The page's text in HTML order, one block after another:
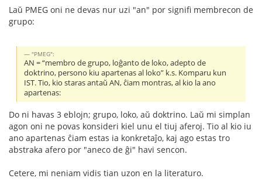
Laŭ PMEG oni ne devas nur uzi "an" por signifi membrecon de
grupo:
"PMEG":
AN = “membro de grupo, loĝanto de loko, adepto de
doktrino, persono kiu apartenas al loko” k.s. Komparu kun
IST. Tio, kio staras antaŭ AN, ĉiam montras, al kio la ano
apartenas:
Do ni havas 3 eblojn; grupo, loko, aŭ doktrino. Laŭ mi simplan
agon oni ne povas konsideri kiel unu el tiuj aferoj. Tio al kio iu
ano apartenas ĉiam estas ia konkretaĵo, kaj ago estas tro
abstraka afero por "aneco de ĝi" havi sencon.
Cetere, mi neniam vidis tian uzon en la literaturo.